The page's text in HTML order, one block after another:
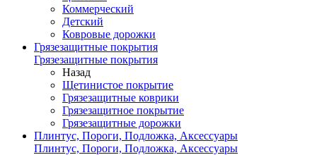
Коммерческий
Детский
Ковровые дорожки
Грязезащитные покрытия
Грязезащитные покрытия
Назад
Щетинистое покрытие
Грязезащитные коврики
Грязезащитное покрытие
Грязезащитные дорожки
Плинтус, Пороги, Подложка, Аксессуары
Плинтус, Пороги, Подложка, Аксессуары